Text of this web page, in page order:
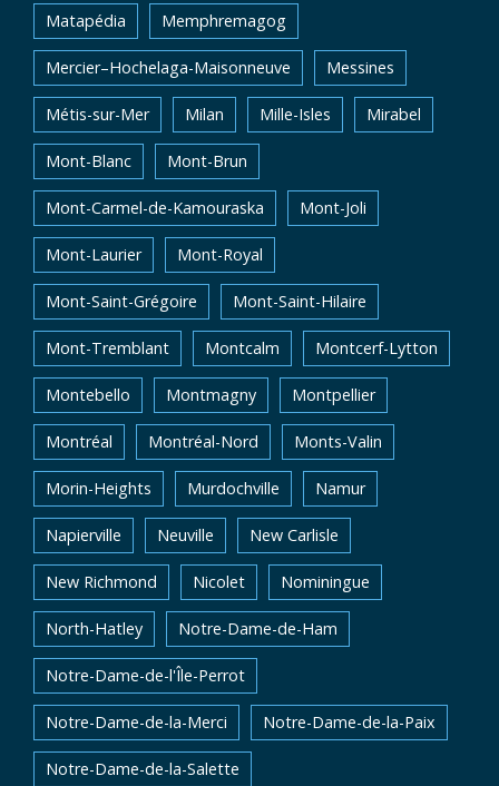
Matapédia Memphremagog
Mercier–Hochelaga-Maisonneuve Messines
Métis-sur-Mer Milan Mille-Isles Mirabel
Mont-Blanc Mont-Brun
Mont-Carmel-de-Kamouraska Mont-Joli
Mont-Laurier Mont-Royal
Mont-Saint-Grégoire Mont-Saint-Hilaire
Mont-Tremblant Montcalm Montcerf-Lytton
Montebello Montmagny Montpellier
Montréal Montréal-Nord Monts-Valin
Morin-Heights Murdochville Namur
Napierville Neuville New Carlisle
New Richmond Nicolet Nominingue
North-Hatley Notre-Dame-de-Ham
Notre-Dame-de-l'Île-Perrot
Notre-Dame-de-la-Merci Notre-Dame-de-la-Paix
Notre-Dame-de-la-Salette